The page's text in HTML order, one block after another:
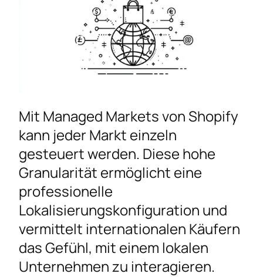
Mit Managed Markets von Shopify
kann jeder Markt einzeln
gesteuert werden. Diese hohe
Granularität ermöglicht eine
professionelle
Lokalisierungskonfiguration und
vermittelt internationalen Käufern
das Gefühl, mit einem lokalen
Unternehmen zu interagieren.